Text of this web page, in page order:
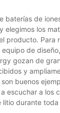
baterías de
elegimos los
producto. Para
de
gozan de
y
buenos
escuchar a los
litio durante